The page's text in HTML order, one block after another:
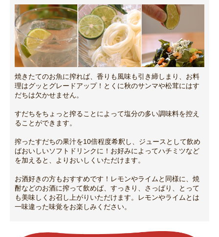
焼きたてのお魚に搾れば、香りも風味も引き締しまり、お料
理はグッとグレードアップ！とくに秋のサンマや松茸にはす
だちは欠かせません。
すだちをちょっと搾ることによって塩分の多い調味料を控え
ることができます。
搾ったすだちの果汁を10倍程度希釈し、ジュースとして飲め
ばおいしいソフトドリンクに！お好みによってハチミツなど
を加えると、よりおいしくいただけます。
お酒好きの方もおすすめです！レモンやライムと同様に、焼
酎などのお酒に搾って飲めば、すっきり、さっぱり、とって
も美味しくお召し上がりいただけます。レモンやライムとは
一味違った味覚をお楽しみください。